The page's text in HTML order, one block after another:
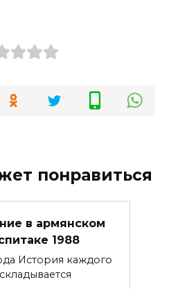
понравиться
в армянском
1988
История каждого